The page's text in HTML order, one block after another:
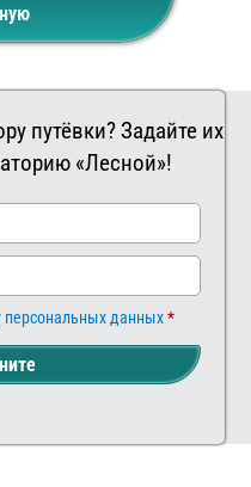
путёвки? Задайте их
«Лесной»!
персональных данных